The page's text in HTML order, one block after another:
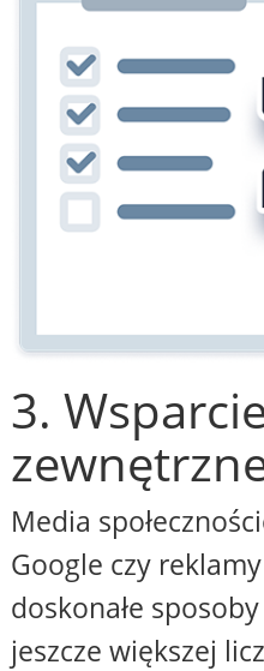
3.
Media
Google czy
doskonałe
jeszcze większej